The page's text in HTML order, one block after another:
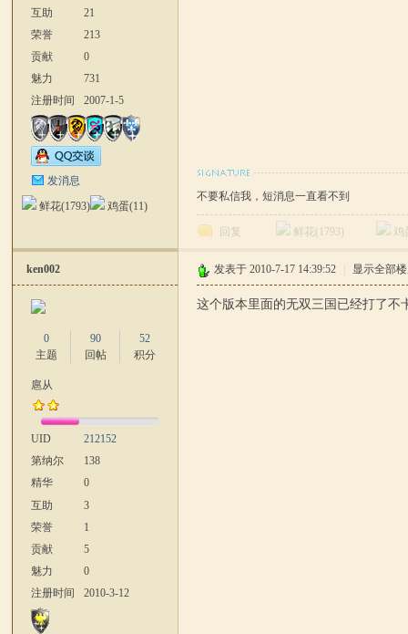
互助
21
荣誉
213
贡献
0
魅力
731
注册时间
2007-1-5
发消息
鲜花(1793) 鸡蛋(11)
不要私信我，短消息一直看不到
回复 鲜花( 1793 ) 鸡
ken002
0
主题
90
回帖
52
积分
扈从
UID
212152
第纳尔
138
精华
0
互助
3
荣誉
1
贡献
5
魅力
0
注册时间
2010-3-12
发表于 2010-7-17 14:39:52 显示全部
这个版本里面的无双三国已经打了不